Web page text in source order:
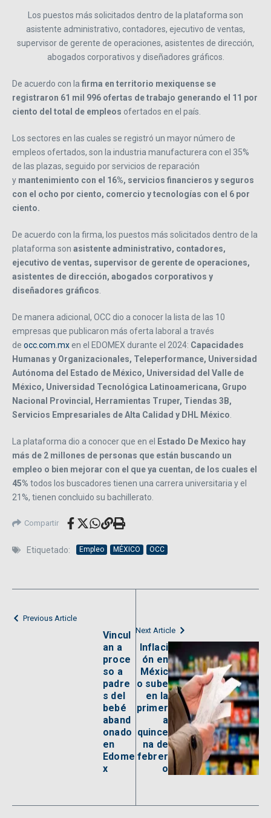
Los puestos más solicitados dentro de la plataforma son
asistente administrativo, contadores, ejecutivo de ventas,
supervisor de gerente de operaciones, asistentes de dirección,
abogados corporativos y diseñadores gráficos.
De acuerdo con la firma en territorio mexiquense se
registraron 61 mil 996 ofertas de trabajo generando el 11 por
ciento del total de empleos ofertados en el país.
Los sectores en las cuales se registró un mayor número de
empleos ofertados, son la industria manufacturera con el 35%
de las plazas, seguido por servicios de reparación
y mantenimiento con el 16%, servicios financieros y seguros
con el ocho por ciento, comercio y tecnologías con el 6 por
ciento.
De acuerdo con la firma, los puestos más solicitados dentro de la
plataforma son asistente administrativo, contadores,
ejecutivo de ventas, supervisor de gerente de operaciones,
asistentes de dirección, abogados corporativos y
diseñadores gráficos
De manera adicional, OCC dio a conocer la lista de las 10
empresas que publicaron más oferta laboral a través
de occ.com.mxen el EDOMEX durante el 2024: Capacidades
Humanas y Organizacionales, Teleperformance, Universidad
Autónoma del Estado de México, Universidad del Valle de
México, Universidad Tecnológica Latinoamericana, Grupo
Nacional Provincial, Herramientas Truper, Tiendas 3B,
Servicios Empresariales de Alta Calidad y DHL México
La plataforma dio a conocer que en el
Estado De Mexico hay
más de 2 millones de personas que están buscando un
empleo o bien mejorar con el que ya cuentan, de los cuales el
45% todos los buscadores tienen una carrera universitaria y el
21%, tienen concluido su bachillerato.
Compartir
Etiquetado: Empleo MÉXICO OCC
Previous Article
Vincul
an a
proce
so a
padre
s del
bebé
aband
onado
en
Edome
x
Next Article
Inflaci
ón en
Méxic
o sube
en la
primer
a
quince
na de
febrer
o